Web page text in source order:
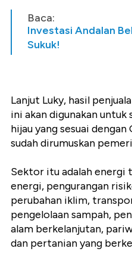
Baca:
Investasi Andalan
Sukuk!
Lanjut Luky, hasil
ini akan digunakan
hijau yang sesuai
sudah dirumuskan
Sektor itu adalah energi
energi, pengurangan
perubahan iklim,
pengelolaan sampah,
alam berkelanjutan,
dan pertanian yang